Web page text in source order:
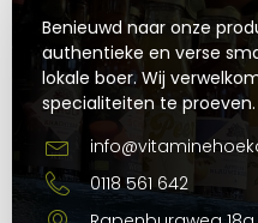
Benieuwd naar onze
authentieke en verse
lokale boer. Wij
specialiteiten te proeven.
0118 561 642